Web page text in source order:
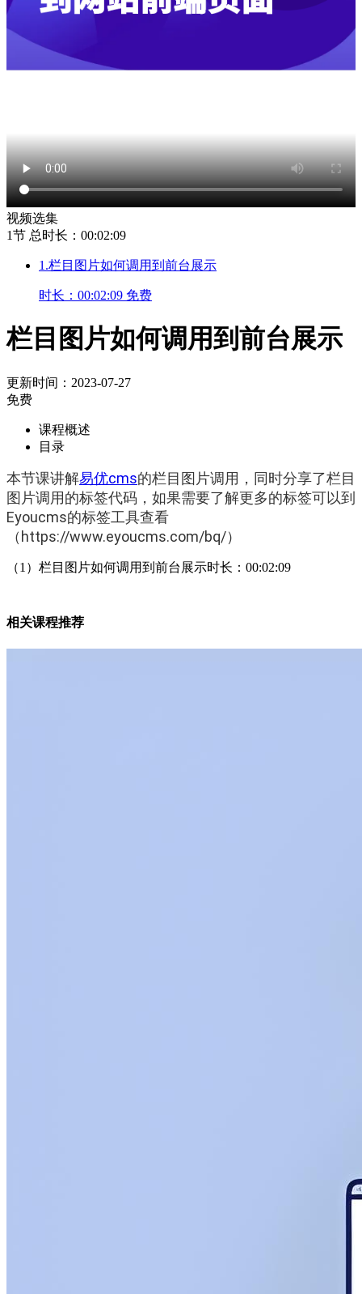
视频选集
1节 总时长：00:02:09
1.栏目图片如何调用到前台展示
时长：00:02:09 免费
栏目图片如何调用到前台展示
更新时间：2023-07-27
免费
课程概述
目录
本节课讲解易优cms的栏目图片调用 ，同时分享了栏目
图片调用的标签代码，如果需要了解更多的标签可以到
Eyoucms的标签工具查看
（https://www.eyoucms.com/bq/）
（1）栏目图片如何调用到前台展示时长：00:02:09
相关课程推荐